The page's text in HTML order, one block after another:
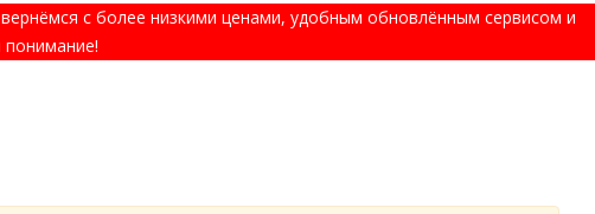
с более низкими ценами, удобным обновлённым сервисом и
понимание!